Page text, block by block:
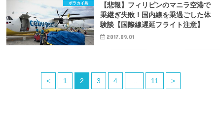
ボラカイ島
【悲報】フィリピンのマニラ空港で
乗継ぎ失敗！国内線を乗過ごした体
験談【国際線遅延フライト注意】
2017.09.01
< 1 2 3 4 … 11 >